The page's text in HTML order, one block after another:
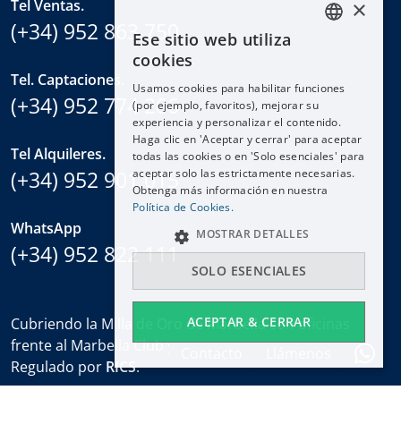
Tel Ventas.
(+34) 952 863 750
Tel. Captaciones.
(+34) 952 774 266
Tel Alquileres.
(+34) 952 901 015
WhatsApp
(+34) 952 822 111
Cubriendo la Milla de Oro de Marbella con oficinas
frente al Marbella Club y en el Puente Romano.
Regulado por RICS.
DEUTSCH
FRANÇAIS
NEDERLANDS
×
Ese sitio web utiliza
cookies
Usamos cookies para habilitar funciones
(por ejemplo, favoritos), mejorar su
experiencia y personalizar el contenido.
Haga clic en 'Aceptar y cerrar' para aceptar
todas las cookies o en 'Solo esenciales' para
aceptar solo las estrictamente necesarias.
Obtenga más información en nuestra
Política de Cookies.
ACEPTAR & CERRAR
SOLO ESENCIALES
MOSTRAR DETALLES